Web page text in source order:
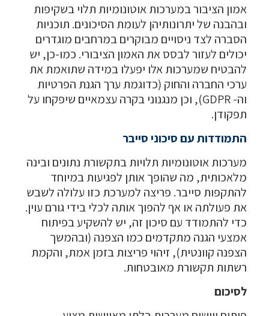
אמון הציבור במערכות אוטונומיות תלוי בשקיפות
ובהבנה של יתרונותיהן לעומת הסיכונים. תוכניות
הסברה לצד ניסויים מבוקרים במרחבים מוגדרים
יכולים לעזור לבסס את האמון הציבורי. כמו-כן, יש
להבטיח שמערכות אלו יפעלו במידה שתואמת את
ערכי החברה והחוק (כדוגמת ערך הגנת הפרטיות
וה- GDPR), וכן מנגנוני בקרה עצמאיים שיפקחו על
תפקודן.
התמודדות עם סיכוני סייבר
מערכות אוטונומיות תלויות בתקשורת נתונים ובינה
מלאכותית, מה שהופך אותן לפגיעות במיוחד
להתקפות סייבר. פריצה למערכת כזו עלולה לשבש
את פעולתה או אף להפוך אותה לכלי בידי גורם עוין.
כדי להתמודד עם סיכון זה, יש להשקיע בפיתוח
אמצעי הגנה מתקדמים כמו הצפנה (ובהמשך
הצפנה קוונטית), זיהוי פריצות בזמן אמת, והקמת
רשתות תקשורת מאובטחות.
לסיכום